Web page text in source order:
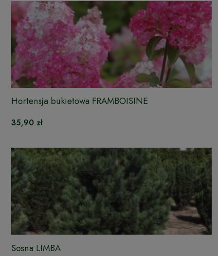
Hortensja bukietowa FRAMBOISINE
35,90 zł
Sosna LIMBA